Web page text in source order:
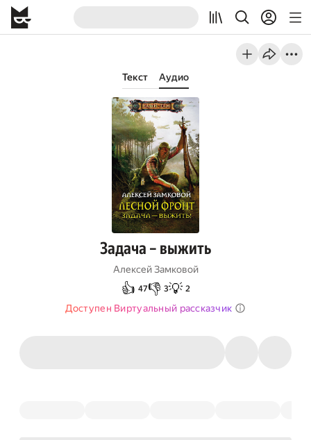
Текст Аудио
Задача – выжить
Алексей Замковой
👍 47👎 3💡 2
Доступен Виртуальный рассказчик